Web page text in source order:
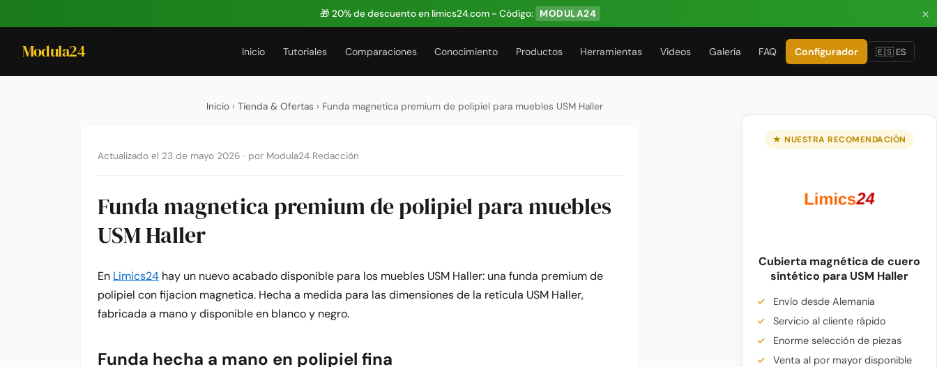
🎁 20% de descuento en limics24.com - Código: MODULA24 ×
Modula24 Inicio Tutoriales Comparaciones Conocimiento Productos Herramientas Videos Galería FAQ Configurador 🇪🇸 ES
Inicio › Tienda & Ofertas › Funda magnetica premium de polipiel para muebles USM Haller
Actualizado el 23 de mayo 2026 · por Modula24 Redacción
Funda magnetica premium de polipiel para muebles
USM Haller
En Limics24 hay un nuevo acabado disponible para los muebles USM Haller: una funda premium de
polipiel con fijacion magnetica. Hecha a medida para las dimensiones de la retícula USM Haller,
fabricada a mano y disponible en blanco y negro.
Funda hecha a mano en polipiel fina
★ NUESTRA RECOMENDACIÓN
Cubierta magnética de cuero
sintético para USM Haller
Envío desde Alemania
Servicio al cliente rápido
Enorme selección de piezas
Venta al por mayor disponible